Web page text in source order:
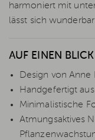
harmoniert mit
lässt sich
AUF EINEN BLICK
Design von Anne
Handgefertigt
Minimalistische
Atmungsaktives